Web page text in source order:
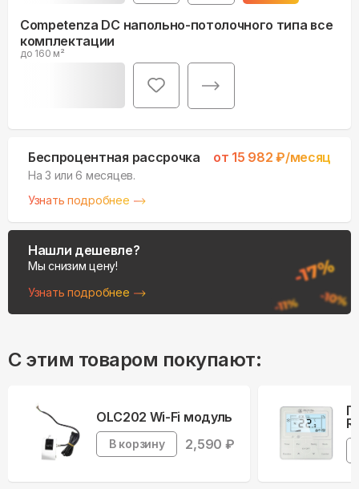
Competenza DC напольно-потолочного типа все
комплектации
до 160 м²
Беспроцентная рассрочка от 15 982 ₽/месяц
На 3 или 6 месяцев.
Узнать подробнее
Нашли дешевле?
Мы снизим цену!
Узнать подробнее
С этим товаром покупают:
OLC202 Wi-Fi модуль
В корзину 2,590 ₽